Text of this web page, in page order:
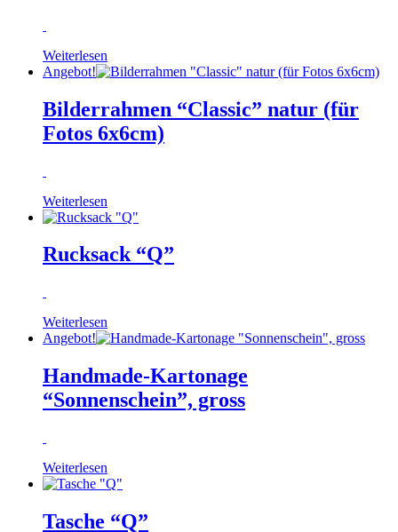
Weiterlesen
Angebot!
Bilderrahmen “Classic” natur (für
Fotos 6x6cm)
Weiterlesen
Rucksack “Q”
Weiterlesen
Angebot!
Handmade-Kartonage
“Sonnenschein”, gross
Weiterlesen
Tasche “Q”